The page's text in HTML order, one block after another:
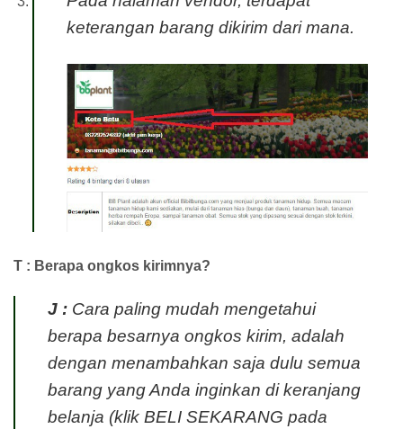
keterangan barang dikirim dari mana.
T : Berapa ongkos kirimnya?
J : Cara paling mudah mengetahui
berapa besarnya ongkos kirim, adalah
dengan menambahkan saja dulu semua
barang yang Anda inginkan di keranjang
belanja (klik BELI SEKARANG pada